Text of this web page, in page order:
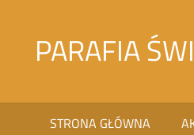
contentPARAFIA
Матери
Терезы
STRONA GŁÓWNA